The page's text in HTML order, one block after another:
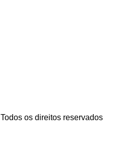
os direitos reservados